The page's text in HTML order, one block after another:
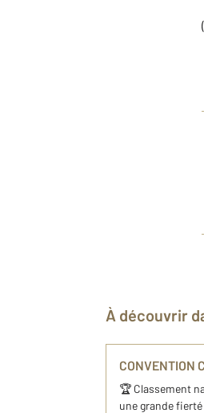
À découvrir
CONVENTION
🏆 Classement
une grande